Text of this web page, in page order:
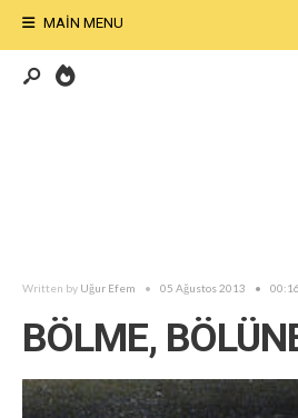
MAIN MENU
Written by Uğur Efem • 05 Ağustos 2013 • 00:16
BÖLME,